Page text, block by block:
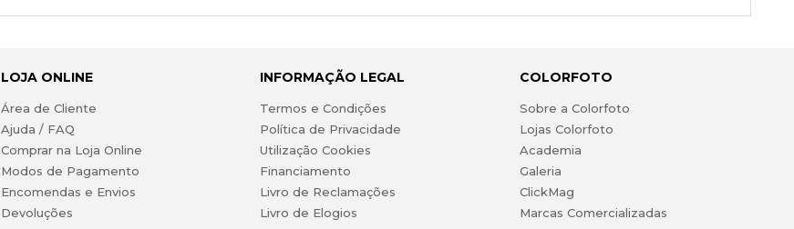
LOJA ONLINE
Área de Cliente
Ajuda / FAQ
Comprar na Loja Online
Modos de Pagamento
Encomendas e Envios
Devoluções
INFORMAÇÃO LEGAL
Termos e Condições
Política de Privacidade
Utilização Cookies
Financiamento
Livro de Reclamações
Livro de Elogios
COLORFOTO
Sobre a Colorfoto
Lojas Colorfoto
Academia
Galeria
ClickMag
Marcas Comercializadas